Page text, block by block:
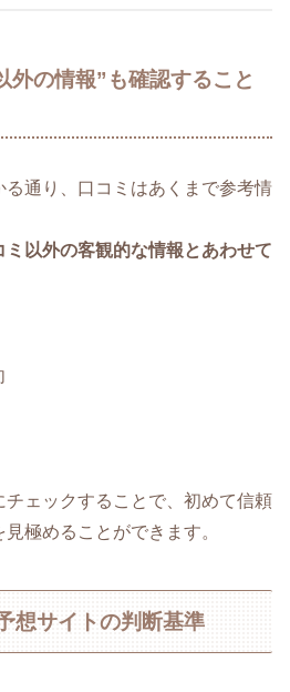
外の情報”も確認すること
る通り、口コミはあくまで参考情
ミ以外の客観的な情報とあわせて
チェックすることで、初めて信頼
極めることができます。
想サイトの判断基準